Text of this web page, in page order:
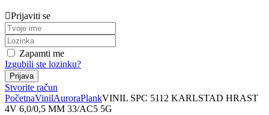
Prijaviti se
Zapamti me
Izgubili ste lozinku?
Stvorite račun
PočetnaVinilAuroraPlankVINIL SPC 5112 KARLSTAD HRAST
4V 6,0/0,5 MM 33/AC5 5G